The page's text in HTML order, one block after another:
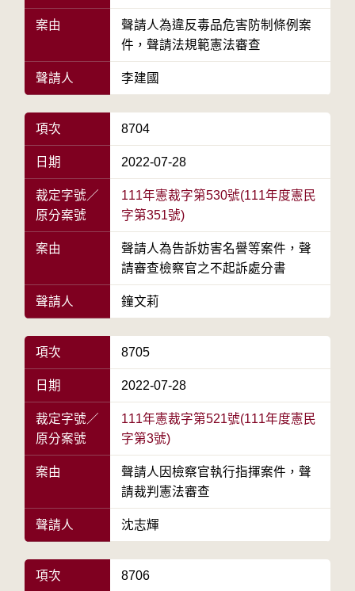
案由
聲請人為違反毒品危害防制條例案
件，聲請法規範憲法審查
聲請人 李建國
項次 8704
日期 2022-07-28
裁定字號／
原分案號
111年憲裁字第530號(111年度憲民
字第351號)
案由
聲請人為告訴妨害名譽等案件，聲
請審查檢察官之不起訴處分書
聲請人 鐘文莉
項次 8705
日期 2022-07-28
裁定字號／
原分案號
111年憲裁字第521號(111年度憲民
字第3號)
案由
聲請人因檢察官執行指揮案件，聲
請裁判憲法審查
聲請人 沈志輝
項次 8706